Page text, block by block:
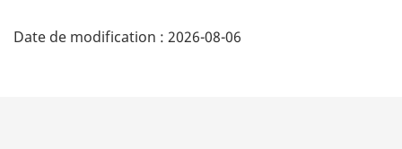
é
Date de modification : 2026-08-06